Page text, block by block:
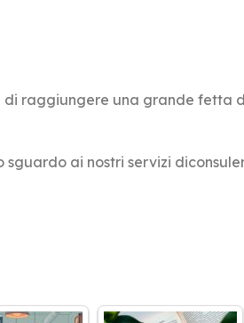
di raggiungere una grande fetta
ai nostri servizi